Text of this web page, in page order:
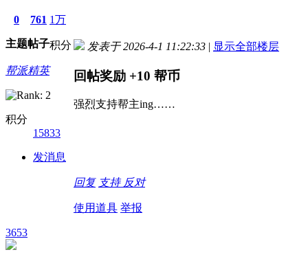
0
主题
761
帖子
1万
积分
帮派精英
积分
15833
发消息
发表于 2026-4-1 11:22:33 | 显示全部楼层
回帖奖励 +10 帮币
强烈支持帮主ing……
回复 支持 反对
使用道具 举报
3653